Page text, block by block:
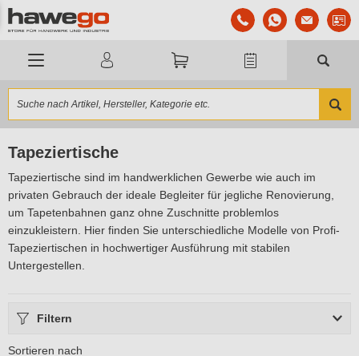
Tapeziertische
Tapeziertische sind im handwerklichen Gewerbe wie auch im
privaten Gebrauch der ideale Begleiter für jegliche Renovierung,
um Tapetenbahnen ganz ohne Zuschnitte problemlos
einzukleistern. Hier finden Sie unterschiedliche Modelle von Profi-
Tapeziertischen in hochwertiger Ausführung mit stabilen
Untergestellen.
Filtern
Sortieren nach